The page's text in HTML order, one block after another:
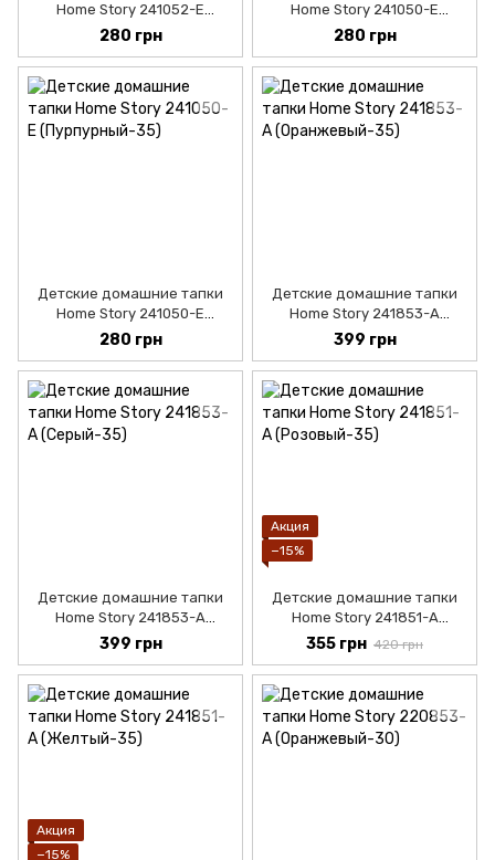
Home Story 241052-Е
(Голубой-30)
280 грн
Home Story 241050-Е
(Розовый-30)
280 грн
Детские домашние тапки
Home Story 241050-Е
(Пурпурный-30)
280 грн
Детские домашние тапки
Home Story 241853-А
(Оранжевый-30)
399 грн
Детские домашние тапки
Home Story 241853-А
(Серый-30)
399 грн
Акция
−15%
Детские домашние тапки
Home Story 241851-А
(Розовый-30)
355 грн 420 грн
Акция
−15%